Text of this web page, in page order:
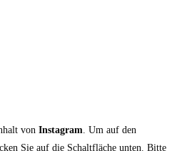
von Instagram . Um auf den
Sie auf die Schaltfläche unten. Bitte